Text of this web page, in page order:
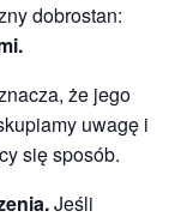
dobrostan:
że jego
uwagę i
się sposób.
Jeśli